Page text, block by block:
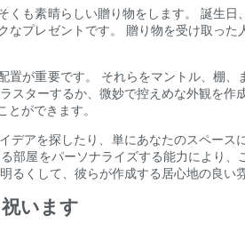
も素晴らしい贈り物をします。 誕生
プレゼントです。 贈り物を受け取っ
が重要です。 それらをマントル、棚
スターするか、微妙で控えめな外観を
ができます。
デアを探したり、単にあなたのスペー
部屋をパーソナライズする能力により
くして、彼らが作成する居心地の良い
います